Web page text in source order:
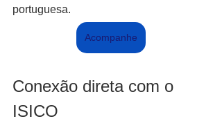
portuguesa.
Acompanhe
Conexão direta com o
ISICO